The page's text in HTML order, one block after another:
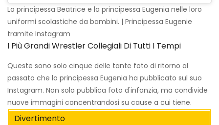
La principessa Beatrice e la principessa Eugenia nelle loro
uniformi scolastiche da bambini. | Principessa Eugenie
tramite Instagram
I Più Grandi Wrestler Collegiali Di Tutti I Tempi
Queste sono solo cinque delle tante foto di ritorno al
passato che la principessa Eugenia ha pubblicato sul suo
Instagram. Non solo pubblica foto d'infanzia, ma condivide
nuove immagini concentrandosi su cause a cui tiene.
Divertimento